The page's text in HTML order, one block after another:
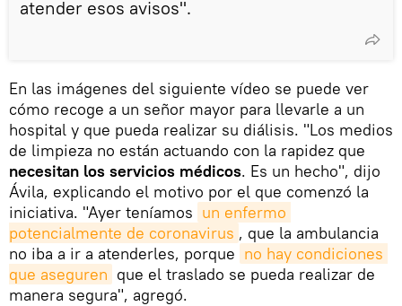
atender esos avisos".
En las imágenes del siguiente vídeo se puede ver
cómo recoge a un señor mayor para llevarle a un
hospital y que pueda realizar su diálisis. "Los medios
de limpieza no están actuando con la rapidez que
necesitan los servicios médicos. Es un hecho", dijo
Ávila, explicando el motivo por el que comenzó la
iniciativa. "Ayer teníamos un enfermo
potencialmente de coronavirus , que la ambulancia
no iba a ir a atenderles, porque no hay condiciones
que aseguren que el traslado se pueda realizar de
manera segura", agregó.